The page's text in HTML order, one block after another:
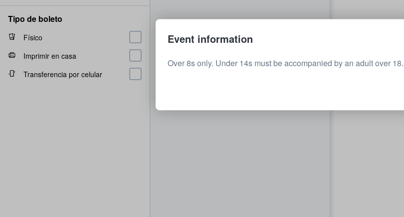
Tipo de boleto
Físico
Imprimir en casa
Transferencia por celular
Event information
Over 8s only. Under 14s must be accompanied by an adult over 18.